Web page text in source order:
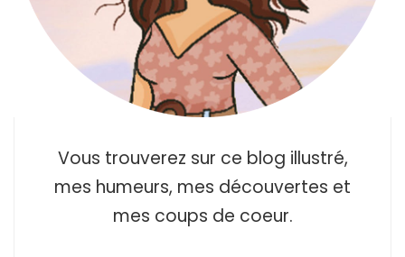
Vous trouverez sur ce blog illustré,
mes humeurs, mes découvertes et
mes coups de coeur.